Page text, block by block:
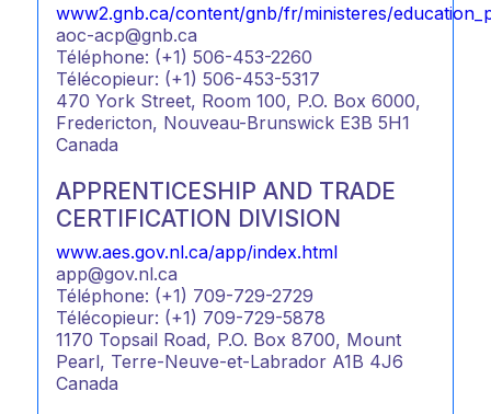
www2.gnb.ca/content/gnb/fr/ministeres/
aoc-acp@gnb.ca
Téléphone: (+1) 506-453-2260
Télécopieur: (+1) 506-453-5317
470 York Street, Room 100, P.O. Box 6000,
Fredericton, Nouveau-Brunswick E3B 5H1
Canada
APPRENTICESHIP AND TRADE
CERTIFICATION DIVISION
www.aes.gov.nl.ca/app/index.html
app@gov.nl.ca
Téléphone: (+1) 709-729-2729
Télécopieur: (+1) 709-729-5878
1170 Topsail Road, P.O. Box 8700, Mount
Pearl, Terre-Neuve-et-Labrador A1B 4J6
Canada